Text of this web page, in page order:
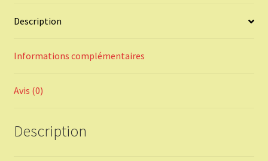
Description
Informations complémentaires
Avis (0)
Description